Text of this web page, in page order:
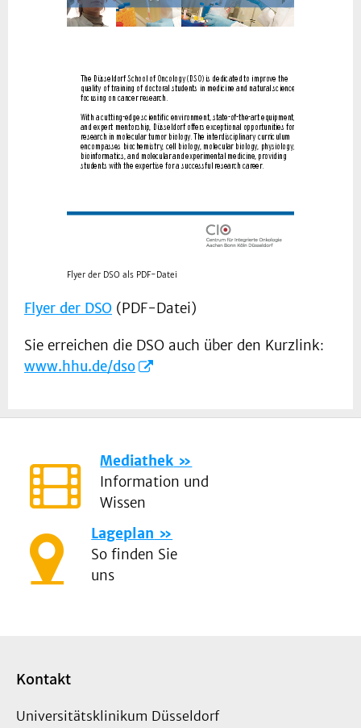
Flyer der DSO als PDF-Datei
Flyer der DSO (PDF-Datei)
Sie erreichen die DSO auch über den Kurzlink:
www.hhu.de/dso
Mediathek
Information und
Wissen
Lageplan
So finden Sie
uns
Kontakt
Universitätsklinikum Düsseldorf